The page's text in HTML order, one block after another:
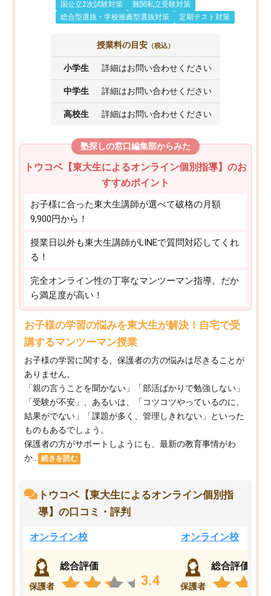
国公立2次試験対策
難関私立受験対策
総合型選抜・学校推薦型選抜対策
定期テスト対策
授業料の目安 （税込）
小学生 詳細はお問い合わせください
中学生 詳細はお問い合わせください
高校生 詳細はお問い合わせください
塾探しの窓口編集部からみた
トウコベ【東大生によるオンライン個別指導】のお
すすめポイント
お子様に合った東大生講師が選べて破格の月額
9,900円から！
授業日以外も東大生講師がLINEで質問対応してくれ
る！
完全オンライン性の丁寧なマンツーマン指導。だか
ら満足度が高い！
お子様の学習の悩みを東大生が解決！自宅で受
講するマンツーマン授業
お子様の学習に関する、保護者の方の悩みは尽きることが
ありません。
「親の言うことを聞かない」「部活ばかりで勉強しない」
「受験が不安」、あるいは、「コツコツやっているのに、
結果がでない」「課題が多く、管理しきれない」といった
ものもあるでしょう。
保護者の方がサポートしようにも、最新の教育事情がわ
か...
続きを読む
トウコベ【東大生によるオンライン個別指
導】の口コミ・評判
オンライン校
保護者
総合評価
3.4
オンライン校
保護者
総合評価